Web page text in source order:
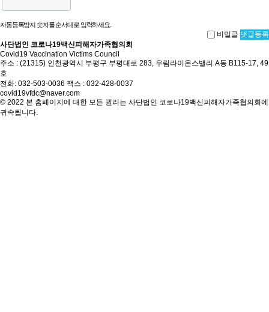
자동등록방지 숫자를 순서대로 입력하세요.
비밀글 댓글등록
사단법인 코로나19백신피해자가족협의회
Covid19 Vaccination Victims Council
주소 : (21315) 인천광역시 부평구 부평대로 283, 우림라이온스밸리 A동 B115-17, 49
호
전화: 032-503-0036 팩스 : 032-428-0037
covid19vfdc@naver.com
© 2022 본 홈페이지에 대한 모든 권리는 사단법인 코로나19백신피해자가족협의회에
귀속됩니다.